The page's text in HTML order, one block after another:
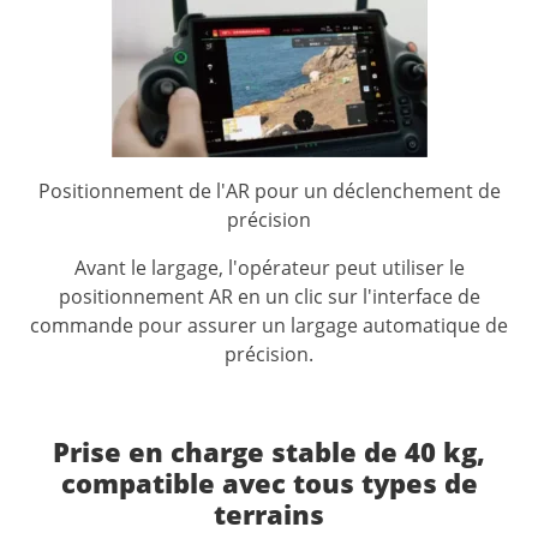
Positionnement de l'AR pour un déclenchement de
précision
Avant le largage, l'opérateur peut utiliser le
positionnement AR en un clic sur l'interface de
commande pour assurer un largage automatique de
précision.
Prise en charge stable de 40 kg,
compatible avec tous types de
terrains